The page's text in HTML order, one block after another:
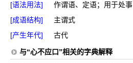
[语法用法]
作谓语、定语；用于处事
[成语结构]
主谓式
[产生年代]
古代
与“心不应口”相关的字典解释